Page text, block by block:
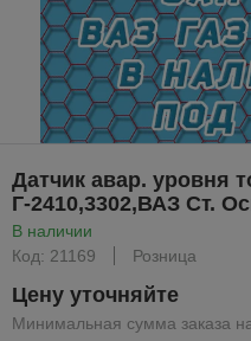
Датчик авар. уровня
Г-2410,3302,ВАЗ Ст.
В наличии
Код: 21169
Розница
Цену уточняйте
Минимальная сумма заказа